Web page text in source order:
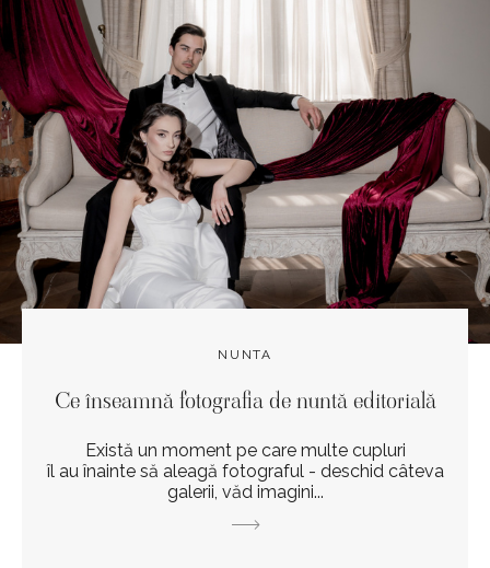
NUNTA
Ce înseamnă fotografia de nuntă editorială
Există un moment pe care multe cupluri
îl au înainte să aleagă fotograful - deschid câteva
galerii, văd imagini...